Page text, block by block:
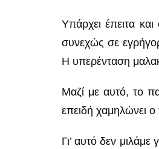
Υπάρχει έπειτα
συνεχώς σε
Η υπερένταση
Μαζί με αυτό, το
επειδή χαμηλώνει
Γι’ αυτό δεν